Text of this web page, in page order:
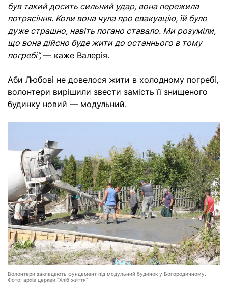
був такий досить сильний удар, вона пережила
потрясіння. Коли вона чула про евакуацію, їй було
дуже страшно, навіть погано ставало. Ми розуміли,
що вона дійсно буде жити до останнього в тому
погребі”, — каже Валерія.
Аби Любові не довелося жити в холодному погребі,
волонтери вирішили звести замість її знищеного
будинку новий — модульний.
Волонтери закладають фундамент під модульний будинок у Богородичному.
Фото: архів церкви “Хліб життя”